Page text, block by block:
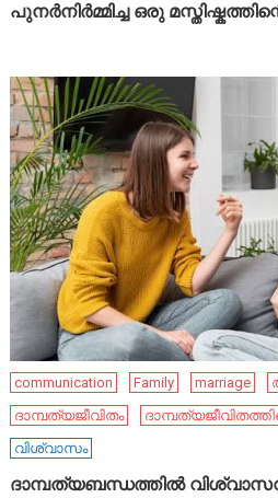
പുനർനിർമ്മിച്ച ഒരു
communication Family marriage
ദാമ്പത്യജീവിതം
വിശ്വാസം
ദാമ്പത്യബന്ധത്തിൽ